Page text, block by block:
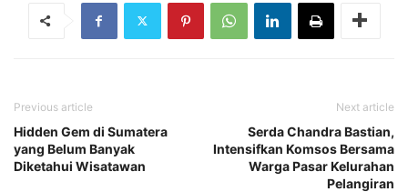
Previous article
Hidden Gem di Sumatera
yang Belum Banyak
Diketahui Wisatawan
Next article
Serda Chandra Bastian,
Intensifkan Komsos Bersama
Warga Pasar Kelurahan
Pelangiran